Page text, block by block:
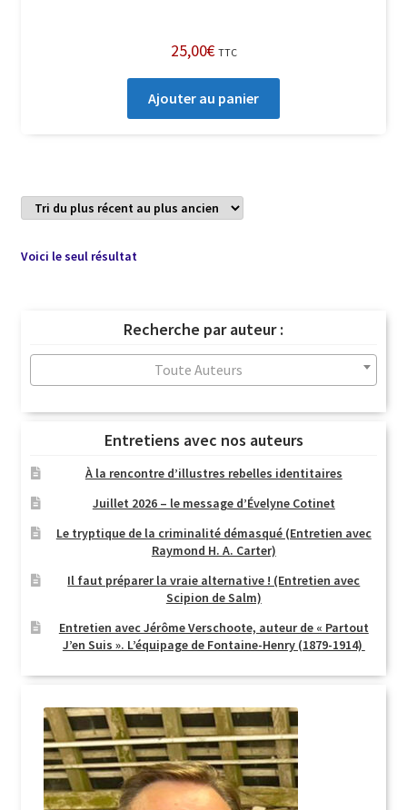
25,00€ TTC
Ajouter au panier
Voici le seul résultat
Recherche par auteur :
Toute Auteurs
Entretiens avec nos auteurs
À la rencontre d’illustres rebelles identitaires
Juillet 2026 – le message d’Évelyne Cotinet
Le tryptique de la criminalité démasqué (Entretien avec
Raymond H. A. Carter)
Il faut préparer la vraie alternative ! (Entretien avec
Scipion de Salm)
Entretien avec Jérôme Verschoote, auteur de « Partout
J’en Suis ». L’équipage de Fontaine-Henry (1879-1914)